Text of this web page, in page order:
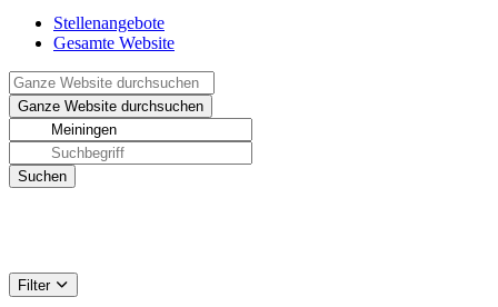
Stellenangebote
Gesamte Website
Filter